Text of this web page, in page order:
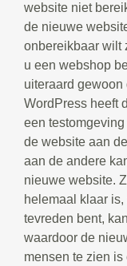
website niet
de nieuwe
onbereikbaar wilt
u een webshop
uiteraard
WordPress heeft
een
de website aan
aan de andere
nieuwe website.
helemaal klaar
tevreden bent,
waardoor de
mensen te zien